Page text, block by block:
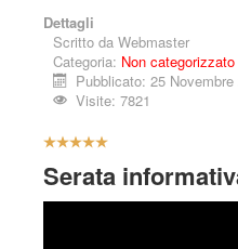
Dettagli
Scritto da Webmaster
Categoria: Non categorizzato
Pubblicato: 25 Novembre
Visite: 7821
V
l
u
Serata